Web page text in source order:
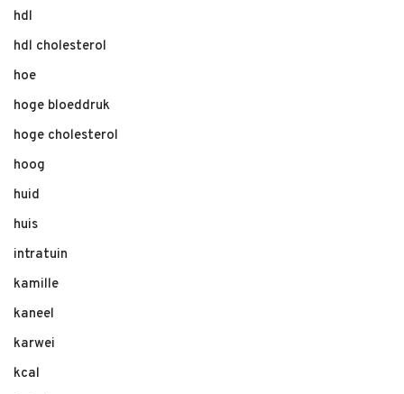
hdl
hdl cholesterol
hoe
hoge bloeddruk
hoge cholesterol
hoog
huid
huis
intratuin
kamille
kaneel
karwei
kcal